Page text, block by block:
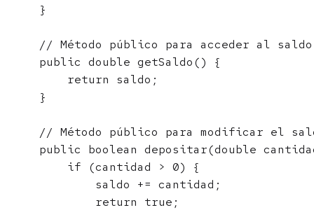
    }
// Método público para acceder al
    public double getSaldo() {
        return saldo;
    }
// Método público para modificar el
public boolean depositar(double
        if (cantidad > 0) {
            saldo += cantidad;
            return true;